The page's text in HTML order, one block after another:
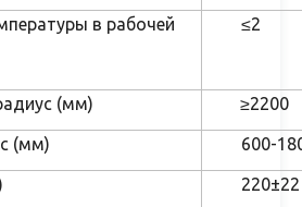
в рабочей
≤2
(мм) ≥2200
(мм) 600-